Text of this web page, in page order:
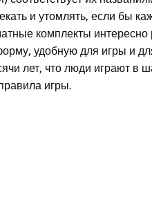
и утомлять, если бы
комплекты
удобную для игры и
лет, что люди играют
игры.